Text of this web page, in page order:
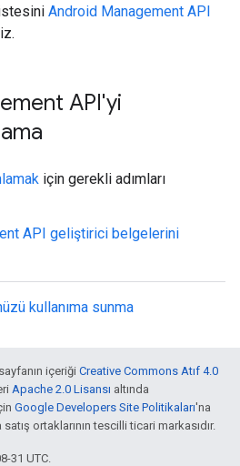
Android Management API
API'yi
için gerekli adımları
API geliştirici belgelerini
kullanıma sunma
içeriği Creative Commons Atıf 4.0
Apache 2.0 Lisansı altında
Google Developers Site Politikaları'na
ortaklarının tescilli ticari markasıdır.
31 UTC.